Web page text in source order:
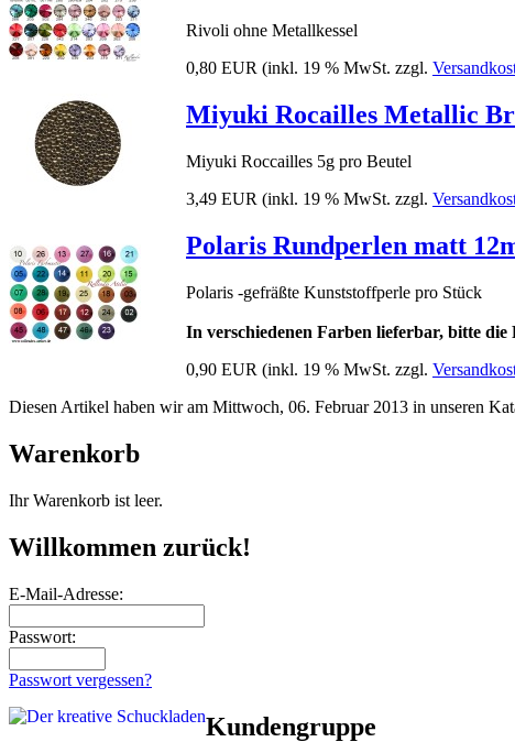
Rivoli ohne Metallkessel
0,80 EUR (inkl. 19 % MwSt. zzgl.
Miyuki Rocailles Metallic
Miyuki Roccailles 5g pro Beutel
3,49 EUR (inkl. 19 % MwSt. zzgl.
Polaris Rundperlen matt
Polaris -gefräßte Kunststoffperle pro Stück
In verschiedenen Farben lieferbar, bitte die
0,90 EUR (inkl. 19 % MwSt. zzgl.
Diesen Artikel haben wir am Mittwoch, 06. Februar 2013 in unseren
Warenkorb
Ihr Warenkorb ist leer.
Willkommen zurück!
E-Mail-Adresse:
Passwort:
Passwort vergessen?
Kundengruppe